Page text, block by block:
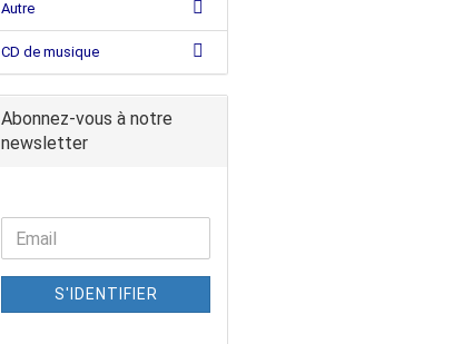
Autre
CD de musique
Abonnez-vous à notre
newsletter
S'IDENTIFIER